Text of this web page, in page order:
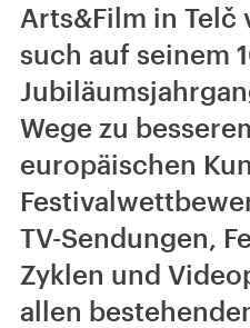
Arts&Film in
such auf seinem
Wege zu
europäischen
TV-Sendungen,
Zyklen und
allen